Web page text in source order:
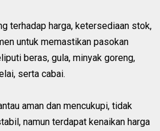
terhadap harga, ketersediaan stok,
untuk memastikan pasokan
beras, gula, minyak goreng,
serta cabai.
aman dan mencukupi, tidak
namun terdapat kenaikan harga